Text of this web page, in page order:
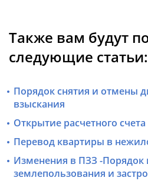
Также вам будут
следующие статьи:
Порядок снятия и отмены
взыскания
Открытие расчетного счета
Перевод квартиры в
Изменения в ПЗЗ -Порядок
землепользования и